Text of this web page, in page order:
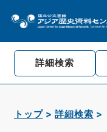
詳細検索
トップ 詳細検索